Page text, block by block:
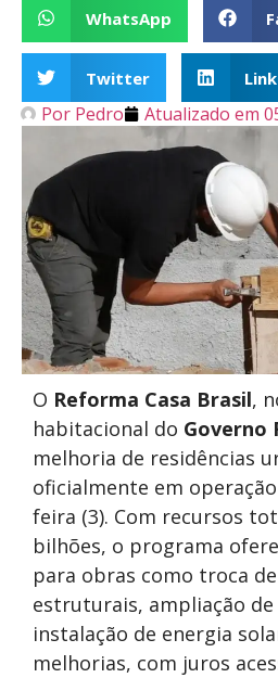
WhatsApp
Twitter
Por Pedro Atualizado em
O Reforma Casa Brasil,
habitacional do Governo
melhoria de residências
oficialmente em
feira (3). Com recursos
bilhões, o programa
para obras como troca
estruturais, ampliação
instalação de energia
melhorias, com juros